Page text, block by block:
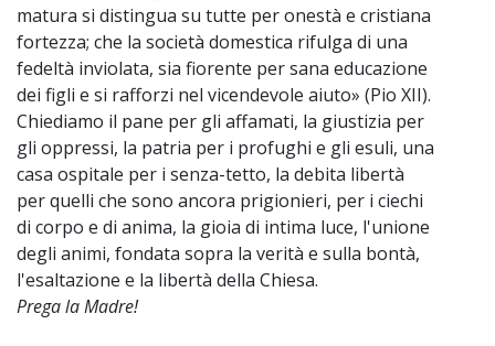
matura si distingua su tutte per onestà e cristiana
fortezza; che la società domestica rifulga di una
fedeltà inviolata, sia fiorente per sana educazione
dei figli e si rafforzi nel vicendevole aiuto» (Pio XII).
Chiediamo il pane per gli affamati, la giustizia per
gli oppressi, la patria per i profughi e gli esuli, una
casa ospitale per i senza-tetto, la debita libertà
per quelli che sono ancora prigionieri, per i ciechi
di corpo e di anima, la gioia di intima luce, l'unione
degli animi, fondata sopra la verità e sulla bontà,
l'esaltazione e la libertà della Chiesa.
Prega la Madre!